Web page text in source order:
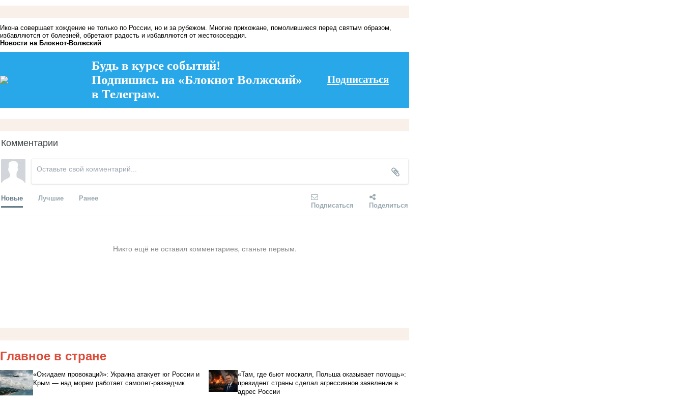
Икона совершает хождение не только по России, но и за рубежом. Многие прихожане, помолившиеся перед святым образом,
избавляются от болезней, обретают радость и избавляются от жестокосердия.
Новости на Блoкнoт-Волжский
Будь в курсе событий!
Подпишись на «Блокнот Волжский»
в Телеграм.
Подписаться
Комментарии
Новые Лучшие Ранее
Подписаться Поделиться
Никто ещё не оставил комментариев, станьте первым.
Главное в стране
«Ожидаем провокаций»: Украина атакует юг России и
Крым — над морем работает самолет-разведчик
«Там, где бьют москаля, Польша оказывает помощь»:
президент страны сделал агрессивное заявление в
адрес России